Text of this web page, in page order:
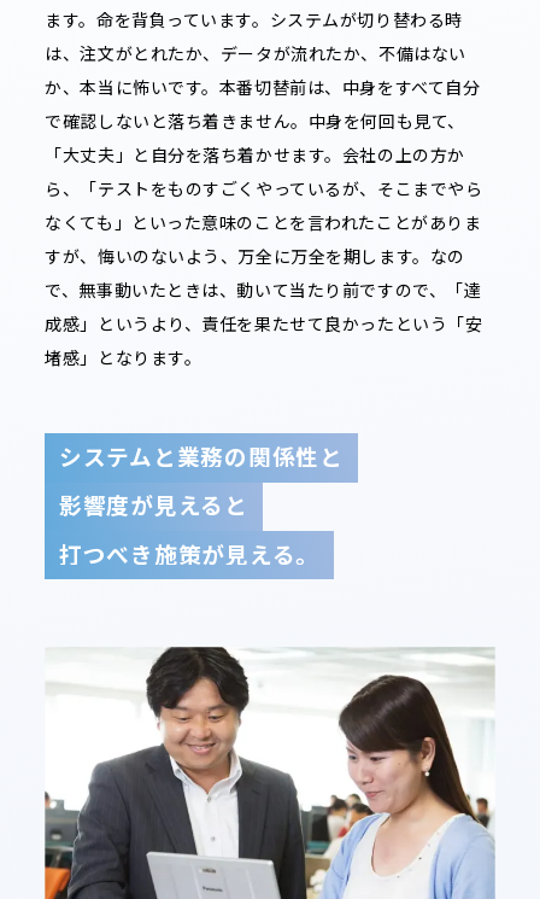
ます。命を背負っています。システムが切り替わる時
は、注文がとれたか、データが流れたか、不備はない
か、本当に怖いです。本番切替前は、中身をすべて自分
で確認しないと落ち着きません。中身を何回も見て、
「大丈夫」と自分を落ち着かせます。会社の上の方か
ら、「テストをものすごくやっているが、そこまでやら
なくても」といった意味のことを言われたことがありま
すが、悔いのないよう、万全に万全を期します。なの
で、無事動いたときは、動いて当たり前ですので、「達
成感」というより、責任を果たせて良かったという「安
堵感」となります。
システムと業務の関係性と
影響度が見えると
打つべき施策が見える。